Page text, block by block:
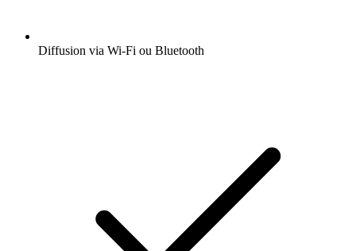
Diffusion via Wi-Fi ou Bluetooth